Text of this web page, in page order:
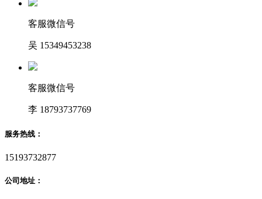
客服微信号
吴 15349453238
客服微信号
李 18793737769
服务热线：
15193732877
公司地址：